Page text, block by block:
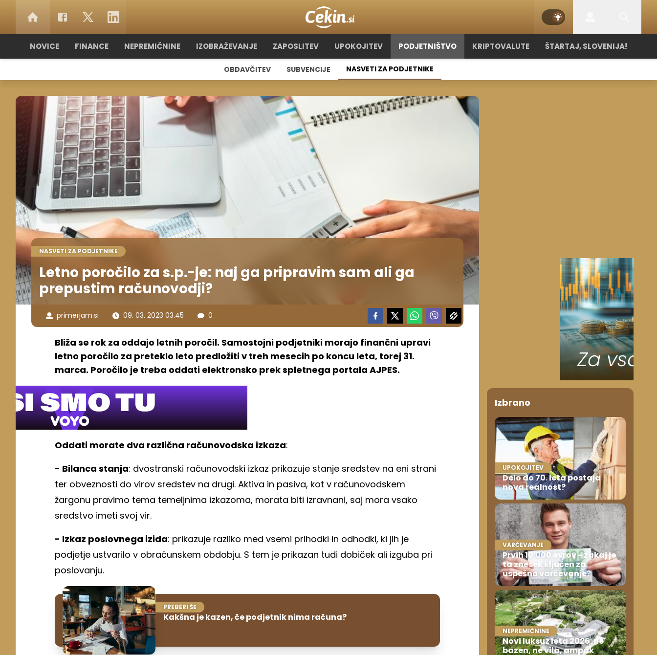
NOVICE FINANCE NEPREMIČNINE IZOBRAŽEVANJE ZAPOSLITEV UPOKOJITEV PODJETNIŠTVO KRIPTOVALUTE ŠTARTAJ, SLOVENIJA!
OBDAVČITEV SUBVENCIJE NASVETI ZA PODJETNIKE
NASVETI ZA PODJETNIKE
Letno poročilo za s.p.-je: naj ga pripravim sam ali ga
prepustim računovodji?
primerjam.si 09. 03. 2023 03.45 0
Bliža se rok za oddajo letnih poročil. Samostojni podjetniki morajo finančni upravi
letno poročilo za preteklo leto predložiti v treh mesecih po koncu leta, torej 31.
marca. Poročilo je treba oddati elektronsko prek spletnega portala AJPES.
Oddati morate dva različna računovodska izkaza:
- Bilanca stanja: dvostranski računovodski izkaz prikazuje stanje sredstev na eni strani
ter obveznosti do virov sredstev na drugi. Aktiva in pasiva, kot v računovodskem
žargonu pravimo tema temeljnima izkazoma, morata biti izravnani, saj mora vsako
sredstvo imeti svoj vir.
- Izkaz poslovnega izida: prikazuje razliko med vsemi prihodki in odhodki, ki jih je
podjetje ustvarilo v obračunskem obdobju. S tem je prikazan tudi dobiček ali izguba pri
poslovanju.
PREBERI ŠE
Kakšna je kazen, če podjetnik nima računa?
Izbrano
UPOKOJITEV
Delo do 70. leta postaja
nova realnost?
VARČEVANJE
Prvih 10.000 evrov - zakaj je
ta znesek ključen za
uspešno varčevanje?
NEPREMIČNINE
Novi luksuz leta 2026: ne
bazen, ne vila, ampak